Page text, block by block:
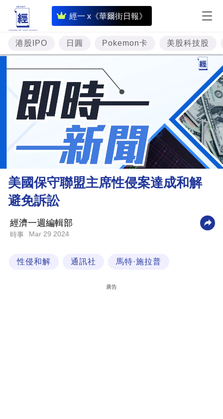
經一 x《華爾街日報》
即
時
財
經
專
題
投
資
樓
市
財
業
科
港股IPO 日圓 Pokemon卡 美股科技股
美國保守聯盟主席性侵案達成和解
避免訴訟
經濟一週編輯部
時事 Mar 29 2024
性侵和解 通訊社 馬特·施拉普
廣告